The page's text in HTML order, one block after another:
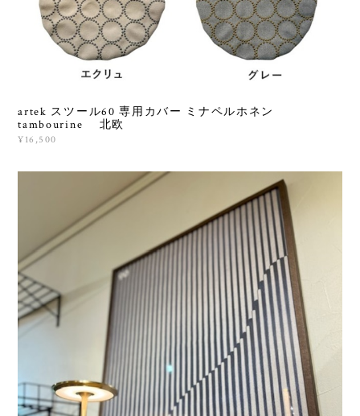
artek スツール60 専用カバー ミナペルホネン
tambourine 北欧
¥16,500